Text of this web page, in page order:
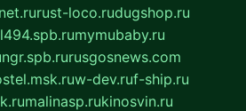
rust-loco.rudugshop.ru
mymubaby.ru
ngr.spb.rurusgosnews.com
w-dev.ruf-ship.ru
malinasp.rukinosvin.ru